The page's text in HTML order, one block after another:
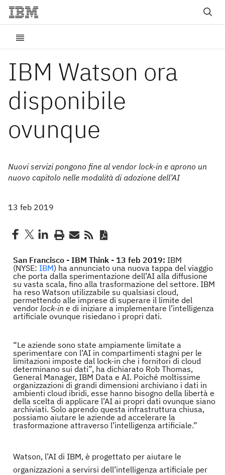
IBM Watson ora
disponibile
ovunque
Nuovi servizi pongono fine al vendor lock-in e aprono un
nuovo capitolo nelle modalità di adozione dell’AI
13 feb 2019
San Francisco - IBM Think - 13 feb 2019: IBM
(NYSE: IBM) ha annunciato una nuova tappa del viaggio
che porta dalla sperimentazione dell’AI alla diffusione
su vasta scala, fino alla trasformazione del settore. IBM
ha reso Watson utilizzabile su qualsiasi cloud,
permettendo alle imprese di superare il limite del
vendor lock-in e di iniziare a implementare l’intelligenza
artificiale ovunque risiedano i propri dati.
“Le aziende sono state ampiamente limitate a
sperimentare con l’AI in compartimenti stagni per le
limitazioni imposte dal lock-in che i fornitori di cloud
determinano sui dati”, ha dichiarato Rob Thomas,
General Manager, IBM Data e AI. Poiché moltissime
organizzazioni di grandi dimensioni archiviano i dati in
ambienti cloud ibridi, esse hanno bisogno della libertà e
della scelta di applicare l’AI ai propri dati ovunque siano
archiviati. Solo aprendo questa infrastruttura chiusa,
possiamo aiutare le aziende ad accelerare la
trasformazione attraverso l’intelligenza artificiale.”
Watson, l’AI di IBM, è progettato per aiutare le
organizzazioni a servirsi dell’intelligenza artificiale per